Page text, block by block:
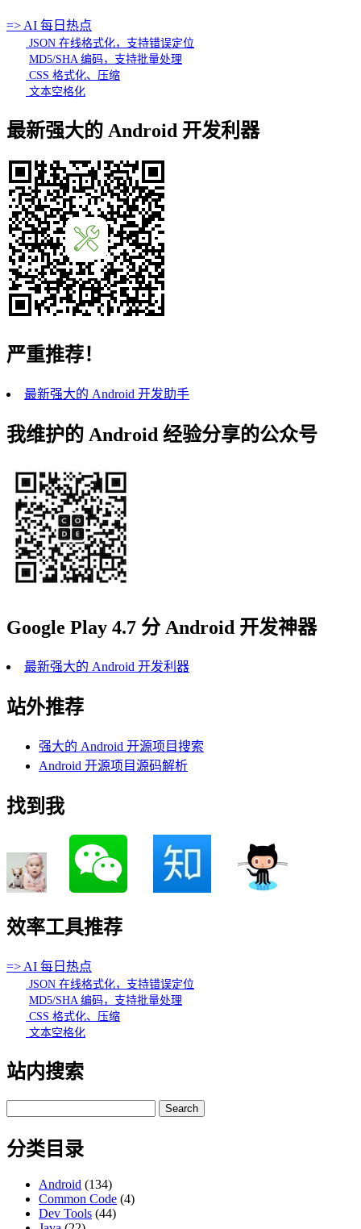
=> AI 每日热点
JSON 在线格式化，支持错误定位
MD5/SHA 编码，支持批量处理
CSS 格式化、压缩
文本空格化
最新强大的 Android 开发利器
严重推荐！
最新强大的 Android 开发助手
我维护的 Android 经验分享的公众号
Google Play 4.7 分 Android 开发神器
最新强大的 Android 开发利器
站外推荐
强大的 Android 开源项目搜索
Android 开源项目源码解析
找到我
效率工具推荐
=> AI 每日热点
JSON 在线格式化，支持错误定位
MD5/SHA 编码，支持批量处理
CSS 格式化、压缩
文本空格化
站内搜索
for:
分类目录
Android (134)
Common Code (4)
Dev Tools (44)